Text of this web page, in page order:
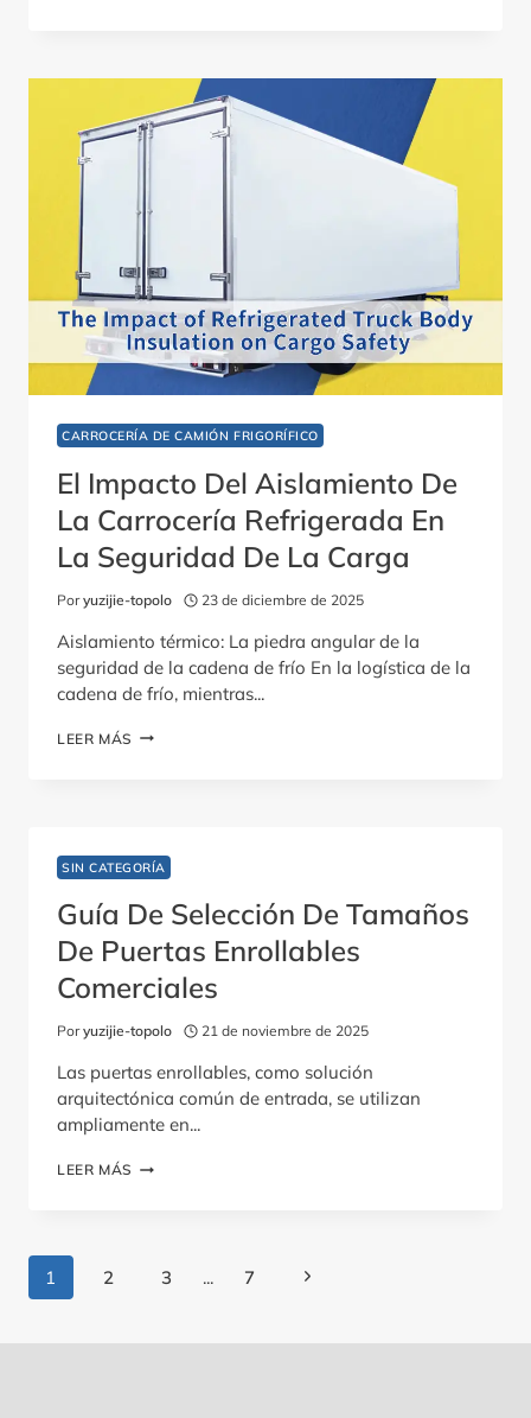
PRODUCTOS
FRESCOS
CARROCERÍA DE CAMIÓN FRIGORÍFICO
El Impacto Del Aislamiento De
La Carrocería Refrigerada En
La Seguridad De La Carga
Por yuzijie-topolo 23 de diciembre de 2025
Aislamiento térmico: La piedra angular de la
seguridad de la cadena de frío En la logística de la
cadena de frío, mientras...
LEER MÁS EL
CARROCERÍA
REFRIGERADA
EN
LA
SEGURIDAD
DE
LA
SIN CATEGORÍA
Guía De Selección De Tamaños
De Puertas Enrollables
Comerciales
Por yuzijie-topolo 21 de noviembre de 2025
Las puertas enrollables, como solución
arquitectónica común de entrada, se utilizan
ampliamente en...
LEER MÁS GUÍA
Navegación
1 2 3 ... 7
Siguiente